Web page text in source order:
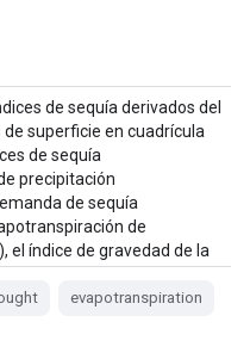
de sequía derivados del
superficie en cuadrícula
de sequía
precipitación
de sequía
de
el índice de gravedad de la
evapotranspiration